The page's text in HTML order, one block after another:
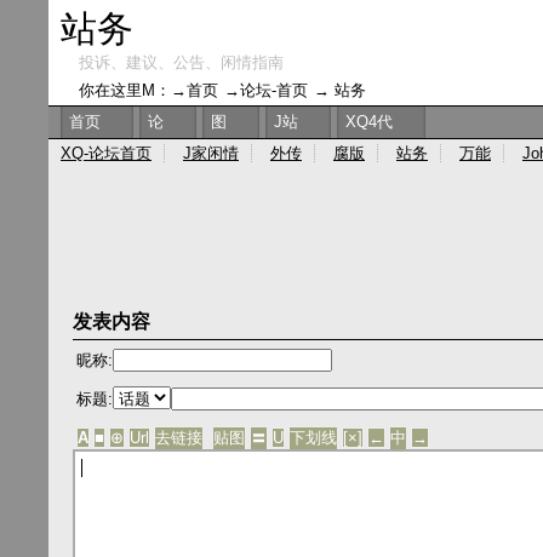
发表内容
昵称:
标题:
A ■ ⊕ Url 去链接 贴图 〓 U 下划线 [×] ← 中 →
站务
投诉、建议、公告、闲情指南
你在这里M：→首页 →论坛-首页 → 站务
首页
论 图 J站
XQ4代
XQ-论坛首页
J家闲情 外传 腐版 站务 万能